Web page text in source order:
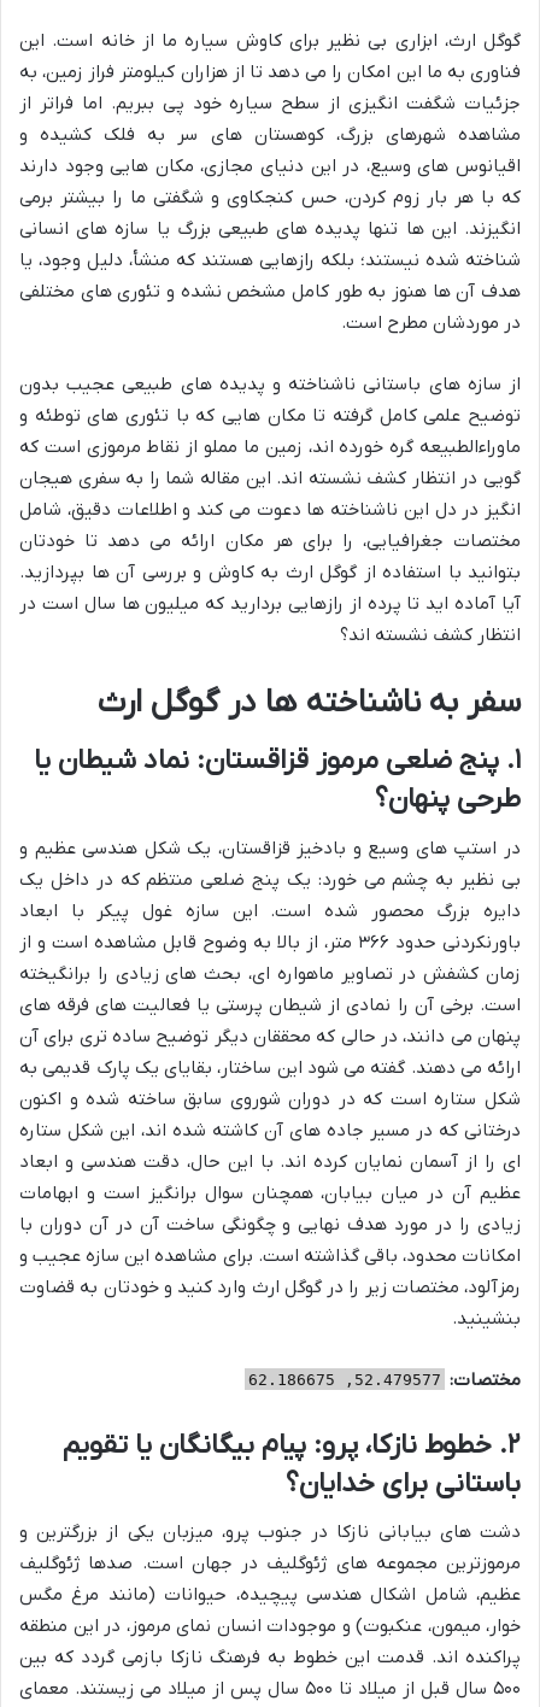
گوگل ارث، ابزاری بی نظیر برای کاوش سیاره ما از خانه است. این
فناوری به ما این امکان را می دهد تا از هزاران کیلومتر فراز زمین، به
جزئیات شگفت انگیزی از سطح سیاره خود پی ببریم. اما فراتر از
مشاهده شهرهای بزرگ، کوهستان های سر به فلک کشیده و
اقیانوس های وسیع، در این دنیای مجازی، مکان هایی وجود دارند
که با هر بار زوم کردن، حس کنجکاوی و شگفتی ما را بیشتر برمی
انگیزند. این ها تنها پدیده های طبیعی بزرگ یا سازه های انسانی
شناخته شده نیستند؛ بلکه رازهایی هستند که منشأ، دلیل وجود، یا
هدف آن ها هنوز به طور کامل مشخص نشده و تئوری های مختلفی
در موردشان مطرح است.
از سازه های باستانی ناشناخته و پدیده های طبیعی عجیب بدون
توضیح علمی کامل گرفته تا مکان هایی که با تئوری های توطئه و
ماوراءالطبیعه گره خورده اند، زمین ما مملو از نقاط مرموزی است که
گویی در انتظار کشف نشسته اند. این مقاله شما را به سفری هیجان
انگیز در دل این ناشناخته ها دعوت می کند و اطلاعات دقیق، شامل
مختصات جغرافیایی، را برای هر مکان ارائه می دهد تا خودتان
بتوانید با استفاده از گوگل ارث به کاوش و بررسی آن ها بپردازید.
آیا آماده اید تا پرده از رازهایی بردارید که میلیون ها سال است در
انتظار کشف نشسته اند؟
سفر به ناشناخته ها در گوگل ارث
۱. پنج ضلعی مرموز قزاقستان: نماد شیطان یا
طرحی پنهان؟
در استپ های وسیع و بادخیز قزاقستان، یک شکل هندسی عظیم و
بی نظیر به چشم می خورد: یک پنج ضلعی منتظم که در داخل یک
دایره بزرگ محصور شده است. این سازه غول پیکر با ابعاد
باورنکردنی حدود ۳۶۶ متر، از بالا به وضوح قابل مشاهده است و از
زمان کشفش در تصاویر ماهواره ای، بحث های زیادی را برانگیخته
است. برخی آن را نمادی از شیطان پرستی یا فعالیت های فرقه های
پنهان می دانند، در حالی که محققان دیگر توضیح ساده تری برای آن
ارائه می دهند. گفته می شود این ساختار، بقایای یک پارک قدیمی به
شکل ستاره است که در دوران شوروی سابق ساخته شده و اکنون
درختانی که در مسیر جاده های آن کاشته شده اند، این شکل ستاره
ای را از آسمان نمایان کرده اند. با این حال، دقت هندسی و ابعاد
عظیم آن در میان بیابان، همچنان سوال برانگیز است و ابهامات
زیادی را در مورد هدف نهایی و چگونگی ساخت آن در آن دوران با
امکانات محدود، باقی گذاشته است. برای مشاهده این سازه عجیب و
رمزآلود، مختصات زیر را در گوگل ارث وارد کنید و خودتان به قضاوت
بنشینید.
مختصات: 52.479577, 62.186675
۲. خطوط نازکا، پرو: پیام بیگانگان یا تقویم
باستانی برای خدایان؟
دشت های بیابانی نازکا در جنوب پرو، میزبان یکی از بزرگترین و
مرموزترین مجموعه های ژئوگلیف در جهان است. صدها ژئوگلیف
عظیم، شامل اشکال هندسی پیچیده، حیوانات (مانند مرغ مگس
خوار، میمون، عنکبوت) و موجودات انسان نمای مرموز، در این منطقه
پراکنده اند. قدمت این خطوط به فرهنگ نازکا بازمی گردد که بین
۵۰۰ سال قبل از میلاد تا ۵۰۰ سال پس از میلاد می زیستند. معمای